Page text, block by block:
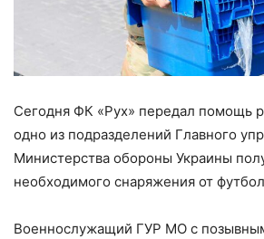
Сегодня ФК «Рух» передал помощь
одно из подразделений Главного
Министерства обороны Украины
необходимого снаряжения от
Военнослужащий ГУР МО с